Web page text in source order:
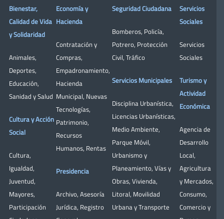
Bienestar,
Calidad de Vida
y Solidaridad
Animales,
Deportes,
Educación,
Sanidad y Salud
Cultura y Acción
Social
Cultura,
Igualdad,
Juventud,
Mayores,
Participación
Economía y
Hacienda
Contratación y
Compras,
Empadronamiento,
Hacienda
Municipal, Nuevas
Tecnologías,
Patrimonio,
Recursos
Humanos, Rentas
Presidencia
Archivo, Asesoría
Jurídica, Registro
Seguridad Ciudadana
Bomberos, Policía,
Potrero, Protección
Civil, Tráfico
Servicios Municipales
Disciplina Urbanística,
Licencias Urbanísticas,
Medio Ambiente,
Parque Móvil,
Urbanismo y
Planeamiento, Vías y
Obras, Vivienda,
Litoral, Movilidad
Urbana y Transporte
Servicios
Sociales
Servicios
Sociales
Turismo y
Actividad
Económica
Agencia de
Desarrollo
Local,
Agricultura
y Mercados,
Consumo,
Comercio y